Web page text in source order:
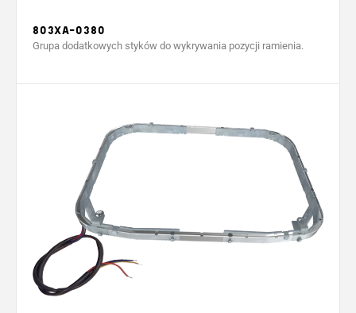
803XA-0380
Grupa dodatkowych styków do wykrywania pozycji ramienia.